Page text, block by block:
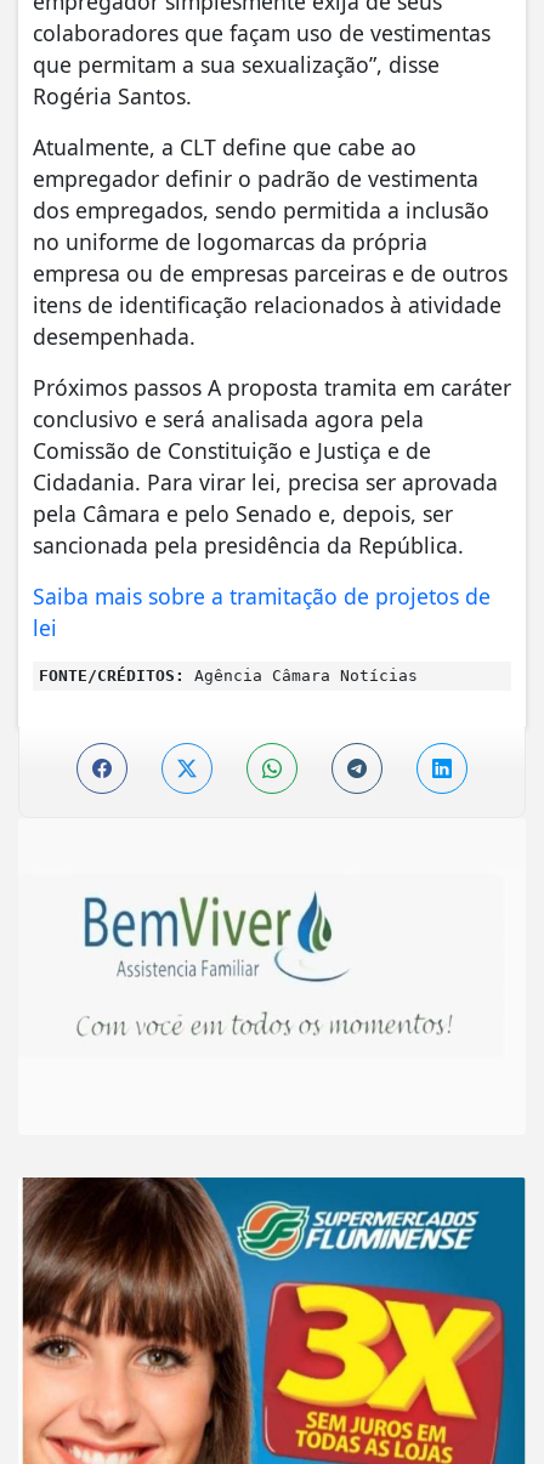
colaboradores que façam uso de vestimentas
que permitam a sua sexualização”, disse
Rogéria Santos.
Atualmente, a CLT define que cabe ao
empregador definir o padrão de vestimenta
dos empregados, sendo permitida a inclusão
no uniforme de logomarcas da própria
empresa ou de empresas parceiras e de outros
itens de identificação relacionados à atividade
desempenhada.
Próximos passos A proposta tramita em caráter
conclusivo e será analisada agora pela
Comissão de Constituição e Justiça e de
Cidadania. Para virar lei, precisa ser aprovada
pela Câmara e pelo Senado e, depois, ser
sancionada pela presidência da República.
Saiba mais sobre a tramitação de projetos de
lei
FONTE/CRÉDITOS: Agência Câmara Notícias